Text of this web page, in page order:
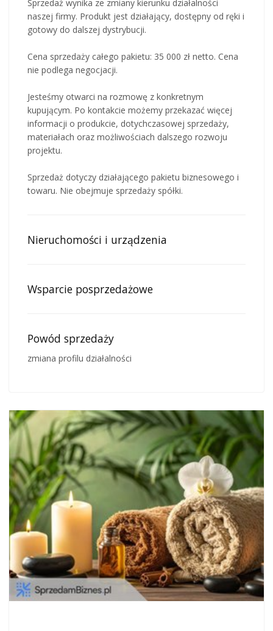
Sprzedaż wynika ze zmiany kierunku działalności
naszej firmy. Produkt jest działający, dostępny od ręki i
gotowy do dalszej dystrybucji.
Cena sprzedaży całego pakietu: 35 000 zł netto. Cena
nie podlega negocjacji.
Jesteśmy otwarci na rozmowę z konkretnym
kupującym. Po kontakcie możemy przekazać więcej
informacji o produkcie, dotychczasowej sprzedaży,
materiałach oraz możliwościach dalszego rozwoju
projektu.
Sprzedaż dotyczy działającego pakietu biznesowego i
towaru. Nie obejmuje sprzedaży spółki.
Nieruchomości i urządzenia
Wsparcie posprzedażowe
Powód sprzedaży
zmiana profilu działalności